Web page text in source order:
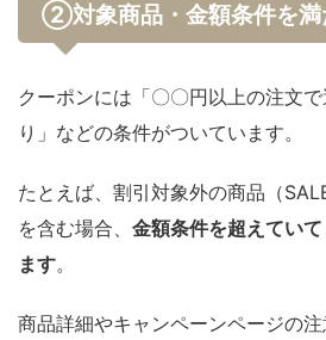
②対象商品・金額条件を満
クーポンには「〇〇円以上の注文
り」などの条件がついています。
たとえば、割引対象外の商品（
を含む場合、 金額条件を超えてい
ます。
商品詳細やキャンペーンページの